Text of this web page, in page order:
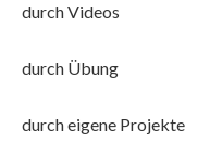
durch Videos
durch Übung
durch eigene Projekte